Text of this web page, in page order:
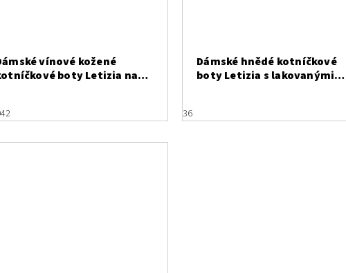
vínové kožené
boty Letizia na
42
Dámské hnědé kotníčkové
boty Letizia s lakovanými
36